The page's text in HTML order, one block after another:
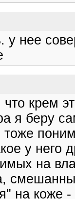
у нее
крем
я беру
тоже
у него
на
на коже